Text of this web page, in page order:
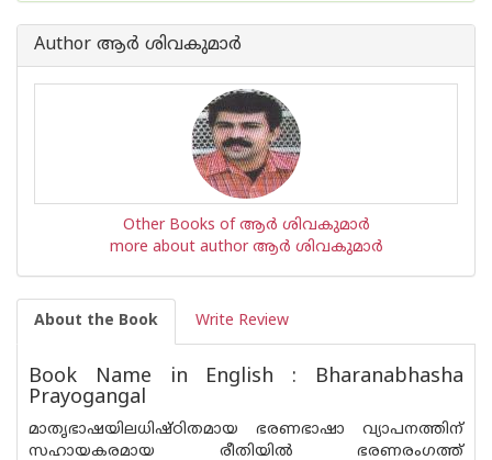
Author ആര്‍ ശിവകുമാര്‍
Other Books of ആര്‍ ശിവകുമാര്‍
more about author ആര്‍ ശിവകുമാര്‍
About the Book Write Review
Book Name in English : Bharanabhasha
Prayogangal
മാതൃഭാഷയിലധിഷ്ഠിതമായ ഭരണഭാഷാ വ്യാപനത്തിന്
സഹായകരമായ രീതിയില്‍ ഭരണരംഗത്ത്